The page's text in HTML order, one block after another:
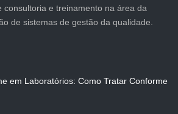
consultoria e treinamento na área da
de sistemas de gestão da qualidade.
em Laboratórios: Como Tratar Conforme